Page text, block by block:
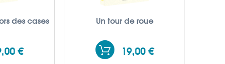
des cases
€
Un tour de roue
19,00 €